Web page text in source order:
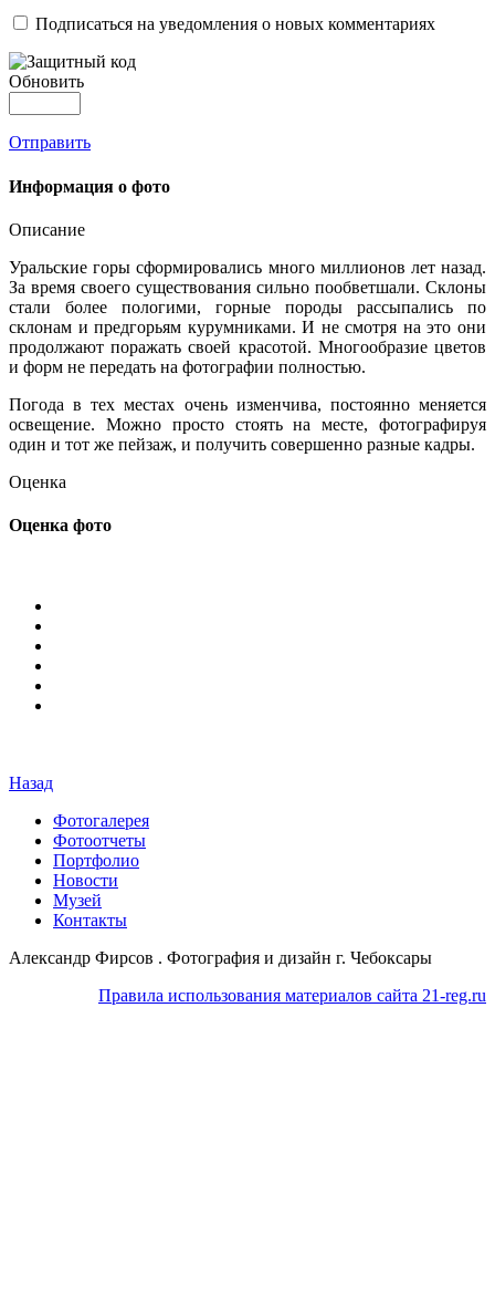
Подписаться на уведомления о новых комментариях
Обновить
Отправить
Информация о фото
Описание
Уральские горы сформировались много миллионов лет назад.
За время своего существования сильно пообветшали. Склоны
стали более пологими, горные породы рассыпались по
склонам и предгорьям курумниками. И не смотря на это они
продолжают поражать своей красотой. Многообразие цветов
и форм не передать на фотографии полностью.
Погода в тех местах очень изменчива, постоянно меняется
освещение. Можно просто стоять на месте, фотографируя
один и тот же пейзаж, и получить совершенно разные кадры.
Оценка
Оценка фото
Назад
Фотогалерея
Фотоотчеты
Портфолио
Новости
Музей
Контакты
Александр Фирсов . Фотография и дизайн г. Чебоксары
Правила использования материалов сайта 21-reg.ru